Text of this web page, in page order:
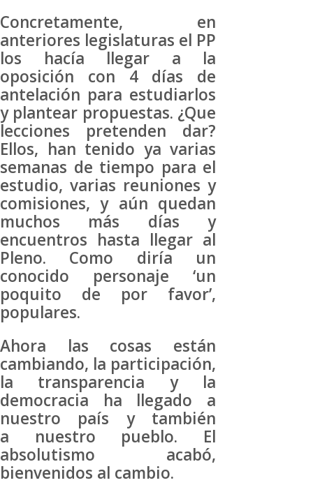
Concretamente, en
anteriores legislaturas el PP
los hacía llegar a la
oposición con 4 días de
antelación para estudiarlos
y plantear propuestas. ¿Que
lecciones pretenden dar?
Ellos, han tenido ya varias
semanas de tiempo para el
estudio, varias reuniones y
comisiones, y aún quedan
muchos más días y
encuentros hasta llegar al
Pleno. Como diría un
conocido personaje ‘un
poquito de por favor’,
populares.
Ahora las cosas están
cambiando, la participación,
la transparencia y la
democracia ha llegado a
nuestro país y también
a nuestro pueblo. El
absolutismo acabó,
bienvenidos al cambio.